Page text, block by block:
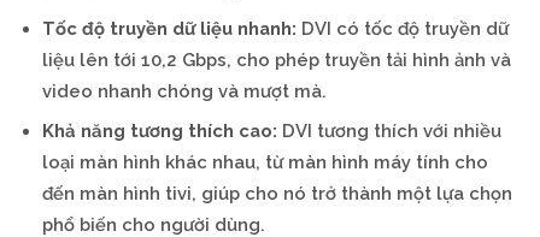
Tốc độ truyền dữ liệu nhanh: DVI có tốc độ truyền dữ
liệu lên tới 10,2 Gbps, cho phép truyền tải hình ảnh và
video nhanh chóng và mượt mà.
Khả năng tương thích cao: DVI tương thích với nhiều
loại màn hình khác nhau, từ màn hình máy tính cho
đến màn hình tivi, giúp cho nó trở thành một lựa chọn
phổ biến cho người dùng.